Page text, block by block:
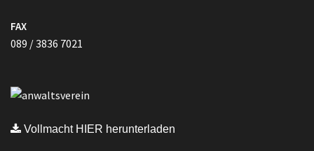
FAX
089 / 3836 7021
Vollmacht HIER herunterladen